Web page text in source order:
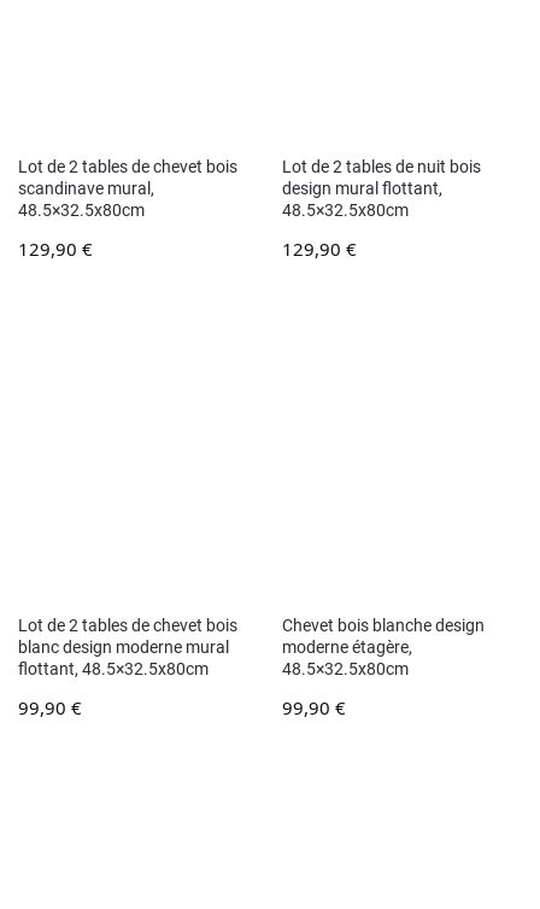
Lot de 2 tables de chevet bois
scandinave mural,
48.5×32.5x80cm
129,90 €
Lot de 2 tables de nuit bois
design mural flottant,
48.5×32.5x80cm
129,90 €
Lot de 2 tables de chevet bois
blanc design moderne mural
flottant, 48.5×32.5x80cm
99,90 €
Chevet bois blanche design
moderne étagère,
48.5×32.5x80cm
99,90 €